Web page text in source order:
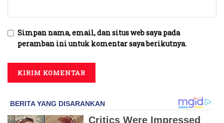
Simpan nama, email, dan situs web saya pada
peramban ini untuk komentar saya berikutnya.